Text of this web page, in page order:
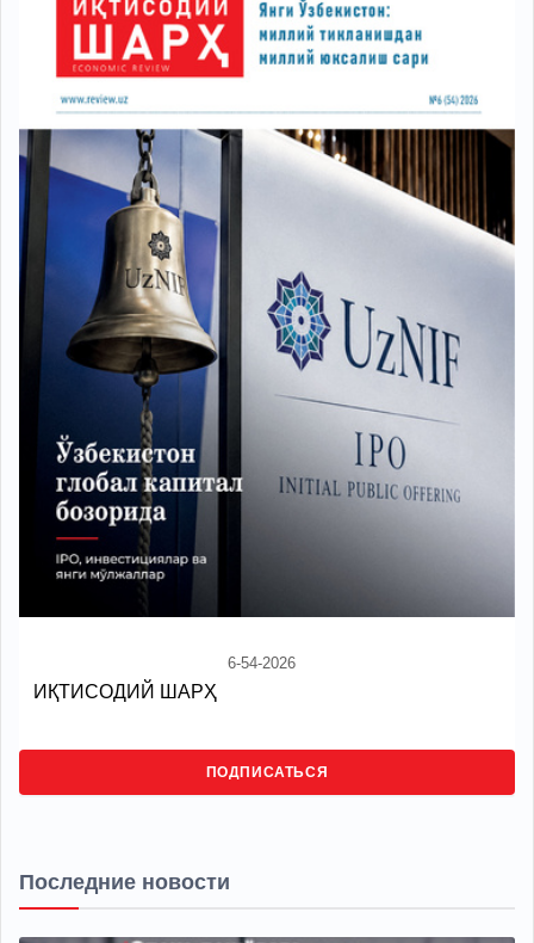
6-54-2026
ИҚТИСОДИЙ ШАРҲ
ПОДПИСАТЬСЯ
Последние новости